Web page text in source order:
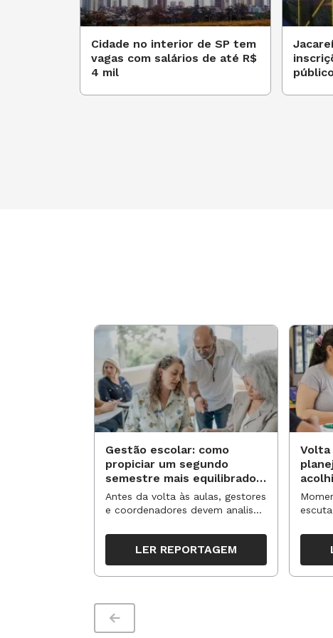
Cidade no interior de SP tem
vagas com salários de até R$
4 mil
Gestão escolar: como
propiciar um segundo
semestre mais equilibrado
para os professores?
Antes da volta às aulas, gestores
e coordenadores devem analisar
organizar ações para orientar o
trabalho pedagógico ao longo
do período
LER REPORTAGEM
Volta